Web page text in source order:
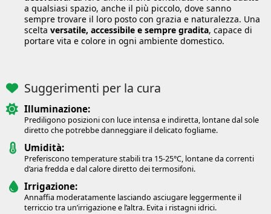
a qualsiasi spazio, anche il più piccolo, dove sanno
sempre trovare il loro posto con grazia e naturalezza. Una
scelta versatile, accessibile e sempre gradita, capace di
portare vita e colore in ogni ambiente domestico.
Suggerimenti per la cura
Illuminazione:
Prediligono posizioni con luce intensa e indiretta, lontane dal sole
diretto che potrebbe danneggiare il delicato fogliame.
Umidità:
Preferiscono temperature stabili tra 15-25°C, lontane da correnti
d’aria fredda e dal calore diretto dei termosifoni.
Irrigazione:
Annaffia moderatamente lasciando asciugare leggermente il
terriccio tra un’irrigazione e l’altra. Evita i ristagni idrici.